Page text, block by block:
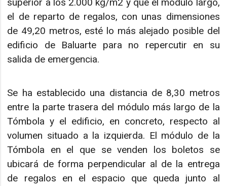
el de reparto de regalos, con unas dimensiones
de 49,20 metros, esté lo más alejado posible del
edificio de Baluarte para no repercutir en su
salida de emergencia.
Se ha establecido una distancia de 8,30 metros
entre la parte trasera del módulo más largo de la
Tómbola y el edificio, en concreto, respecto al
volumen situado a la izquierda. El módulo de la
Tómbola en el que se venden los boletos se
ubicará de forma perpendicular al de la entrega
de regalos en el espacio que queda junto al